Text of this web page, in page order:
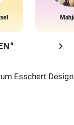
chevron_right